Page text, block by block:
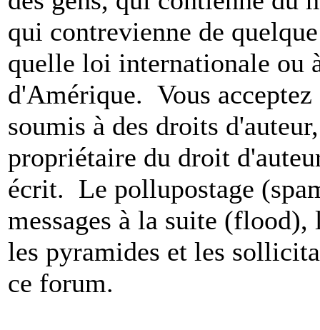
qui contrevienne de
quelle loi internationale ou
d'Amérique. Vous
soumis à des droits
propriétaire du droit
écrit. Le pollupostage
messages à la suite
les pyramides et les
ce forum.